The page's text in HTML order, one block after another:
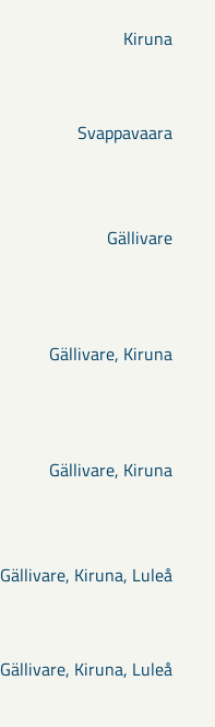
Kiruna
Svappavaara
Gällivare
Gällivare, Kiruna
Gällivare, Kiruna
Gällivare, Kiruna, Luleå
Gällivare, Kiruna, Luleå